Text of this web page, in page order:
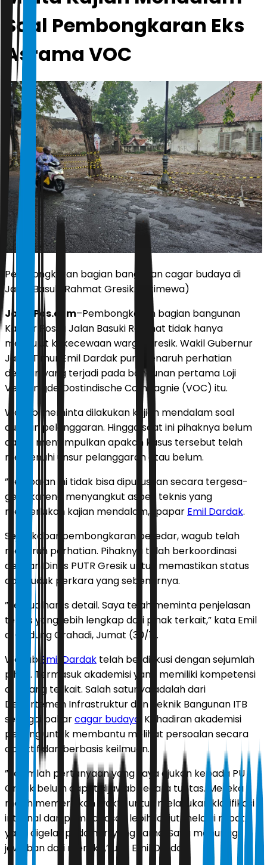
Soal Pembongkaran Eks
Asrama VOC
Pembongkaran bagian bangunan cagar budaya di
Jalan Basuki Rahmat Gresik. (Istimewa)
JawaPos.com–Pembongkaran bagian bangunan
Kantor Pos di Jalan Basuki Rahmat tidak hanya
menyulut kekecewaan warga Gresik. Wakil Gubernur
Jawa Timur Emil Dardak pun menaruh perhatian
dengan yang terjadi pada bangunan pertama Loji
Vereenigde Oostindische Compagnie (VOC) itu.
Wagub meminta dilakukan kajian mendalam soal
dugaan pelanggaran. Hingga saat ini pihaknya belum
dapat menyimpulkan apakah kasus tersebut telah
memenuhi unsur pelanggaran atau belum.
”Persoalan ini tidak bisa diputuskan secara tergesa-
gesa karena menyangkut aspek teknis yang
memerlukan kajian mendalam,” papar Emil Dardak.
Sejak kabar pembongkaran beredar, wagub telah
menaruh perhatian. Pihaknya telah berkoordinasi
dengan Dinas PUTR Gresik untuk memastikan status
dan duduk perkara yang sebenarnya.
”Semua harus detail. Saya telah meminta penjelasan
teknis yang lebih lengkap dari pihak terkait,” kata Emil
di Gedung Grahadi, Jumat (30/1).
WagubEmil Dardak telah berdiskusi dengan sejumlah
pihak. Termasuk akademisi yang memiliki kompetensi
di bidang terkait. Salah satunya adalah dari
Departemen Infrastruktur dan Teknik Bangunan ITB
sebagai pakarcagar budaya
. Kehadiran akademisi
penting untuk membantu melihat persoalan secara
objektif dan berbasis keilmuan.
”Sejumlah pertanyaan yang saya ajukan kepada PU
Gresik belum dapat dijawab secara tuntas. Mereka
masih memerlukan waktu untuk melakukan klarifikasi
internal dan pembahasan lebih lanjut melalui rapat
yang digelar pada hari yang sama. Saya menunggu
jawaban dari mereka,” ujar Emil Dardak.